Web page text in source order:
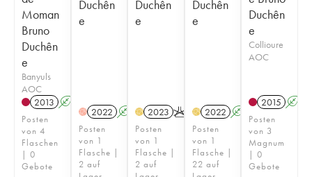
Moman
Bruno
Duchên
e
Banyuls
AOC
2013 A
Posten
von 4
Flaschen
| 0
Gebote
Duchên
e
H 2022 A
Posten
von 1
Flasche |
2 auf
Duchên
e
H 2023 K
Posten
von 1
Flasche |
2 auf
Duchên
e
H 2022 A
Posten
von 1
Flasche |
22 auf
Duchên
e
Collioure
AOC
2015 A
Posten
von 3
Magnum
| 0
Gebote